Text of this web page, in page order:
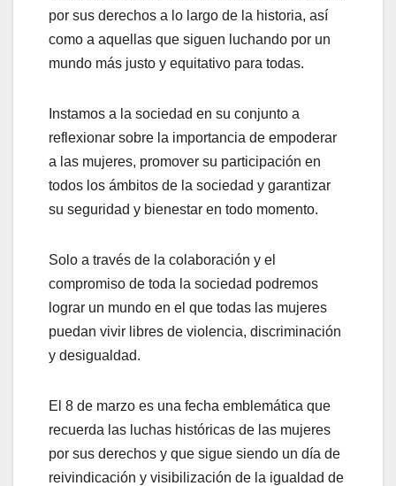
por sus derechos a lo largo de la historia, así
como a aquellas que siguen luchando por un
mundo más justo y equitativo para todas.
Instamos a la sociedad en su conjunto a
reflexionar sobre la importancia de empoderar
a las mujeres, promover su participación en
todos los ámbitos de la sociedad y garantizar
su seguridad y bienestar en todo momento.
Solo a través de la colaboración y el
compromiso de toda la sociedad podremos
lograr un mundo en el que todas las mujeres
puedan vivir libres de violencia, discriminación
y desigualdad.
El 8 de marzo es una fecha emblemática que
recuerda las luchas históricas de las mujeres
por sus derechos y que sigue siendo un día de
reivindicación y visibilización de la igualdad de